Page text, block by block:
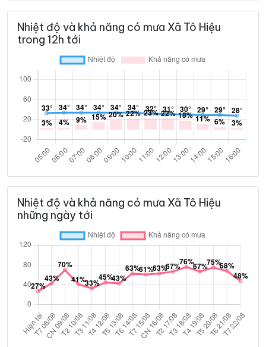
Nhiệt độ và khả năng có mưa Xã Tô Hiệu
trong 12h tới
Nhiệt độ và khả năng có mưa Xã Tô Hiệu
những ngày tới